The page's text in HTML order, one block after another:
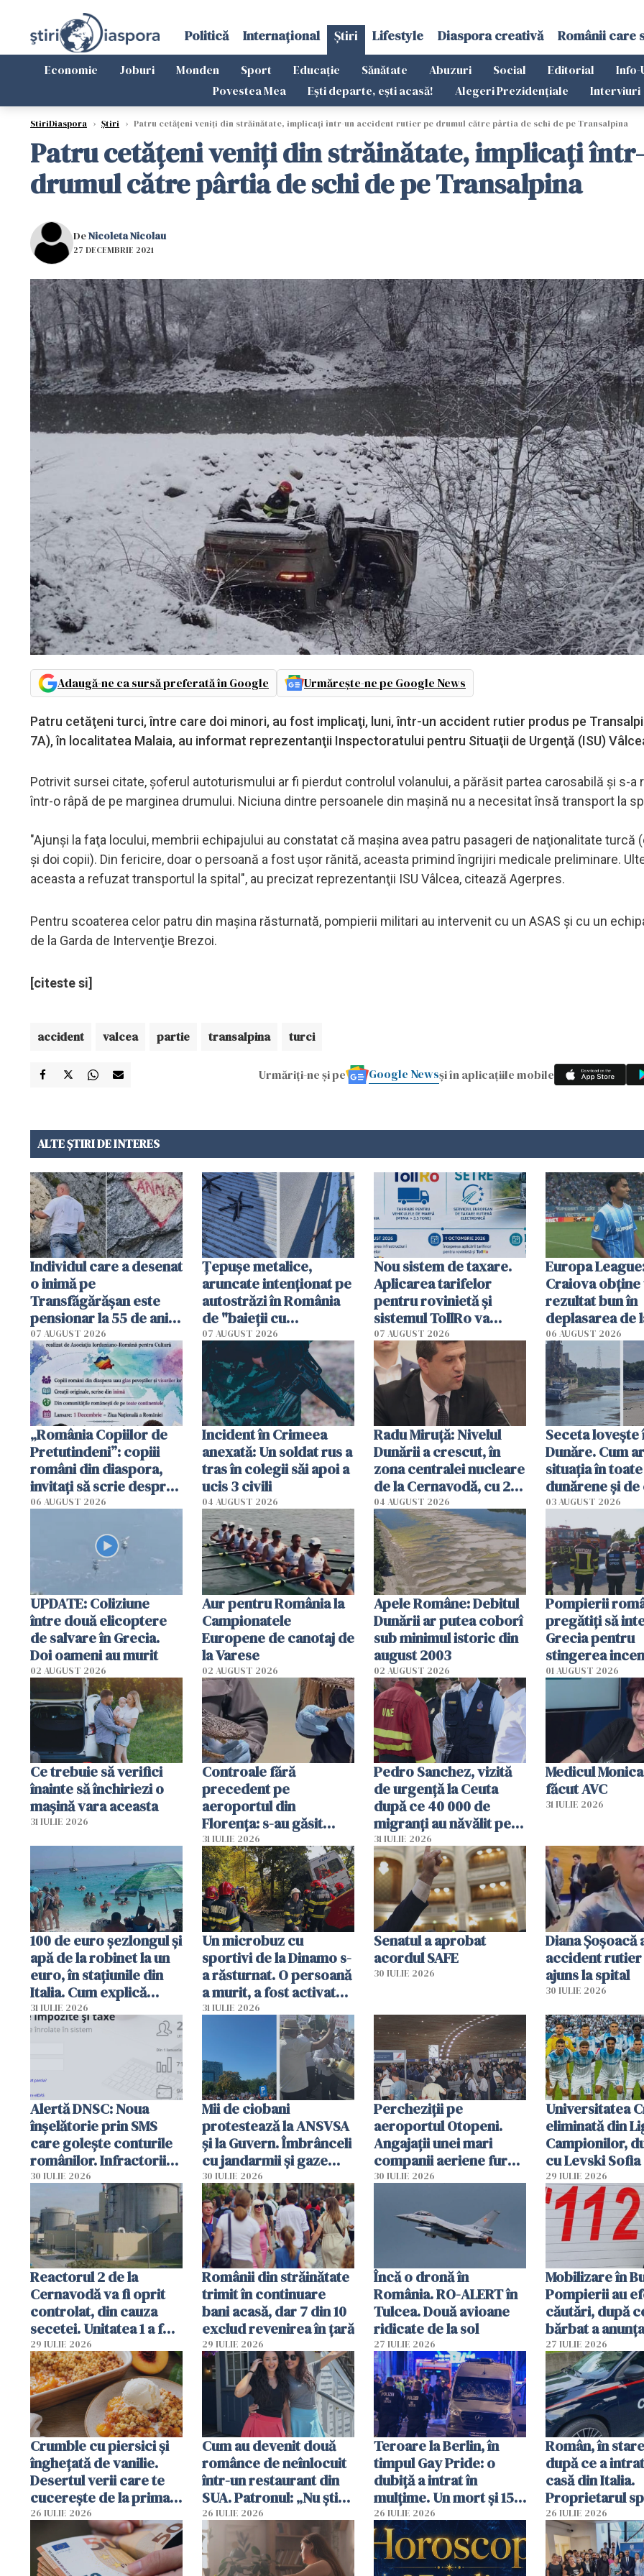
Politică Internațional Știri Lifestyle Diaspora creativă Românii care
Economie Joburi Monden Sport Educație Sănătate Abuzuri Social Editorial Info-
Povestea Mea
Ești departe, ești acasă! Alegeri Prezidențiale Interviuri
StiriDiaspora › Știri › Patru cetăţeni veniți din străinătate, implicaţi într-un accident rutier pe drumul către pârtia de schi de pe Transalpina
Patru cetăţeni veniți din străinătate, implicaţi
drumul către pârtia de schi de pe Transalpina
DeNicoleta Nicolau
27 DECEMBRIE 2021
Adaugă-ne ca sursă preferată în Google Urmărește-ne pe Google News
Patru cetăţeni turci, între care doi minori, au fost implicaţi, luni, într-un accident rutier produs pe
7A), în localitatea Malaia, au informat reprezentanţii Inspectoratului pentru Situaţii de Urgenţă (ISU)
Potrivit sursei citate, şoferul autoturismului ar fi pierdut controlul volanului, a părăsit partea carosabilă şi s-a
într-o râpă de pe marginea drumului. Niciuna dintre persoanele din maşină nu a necesitat însă transport la
"Ajunşi la faţa locului, membrii echipajului au constatat că maşina avea patru pasageri de naţionalitate turcă
şi doi copii). Din fericire, doar o persoană a fost uşor rănită, aceasta primind îngrijiri medicale preliminare.
aceasta a refuzat transportul la spital", au precizat reprezentanţii ISU Vâlcea, citează Agerpres.
Pentru scoaterea celor patru din maşina răsturnată, pompierii militari au intervenit cu un ASAS şi cu un
de la Garda de Intervenţie Brezoi.
[citeste si]
accident valcea partie transalpina turci
Urmăriți-ne și pe Google Newsși în aplicațiile mobile
ALTE ȘTIRI DE INTERES
Individul care a desenat
o inimă pe
Transfăgărășan este
pensionar la 55 de ani.
Poliția l-a identificat
07 AUGUST 2026
Țepușe metalice,
aruncate intenționat pe
autostrăzi în România
de "baieții cu
platforme": "Mi-au
cerut 1200 lei să mă
tracteze"
07 AUGUST 2026
Nou sistem de taxare.
Aplicarea tarifelor
pentru rovinietă şi
sistemul TollRo va
începe la 1 octombrie
07 AUGUST 2026
Europa
Craiova obține
rezultat bun în
deplasarea de
06 AUGUST 2026
„România Copiilor de
Pretutindeni”: copiii
români din diaspora,
invitați să scrie despre
România într-un volum
06 AUGUST 2026
Incident în Crimeea
anexată: Un soldat rus a
tras în colegii săi apoi a
ucis 3 civili
04 AUGUST 2026
Radu Miruţă: Nivelul
Dunării a crescut, în
zona centralei nucleare
de la Cernavodă, cu 2
cm faţă de ziua trecută
04 AUGUST 2026
Seceta
Dunăre. Cum
situația în
dunărene și de
România
efectele, deși a
în iulie
03 AUGUST 2026
UPDATE: Coliziune
între două elicoptere
de salvare în Grecia.
Doi oameni au murit
02 AUGUST 2026
Aur pentru România la
Campionatele
Europene de canotaj de
la Varese
02 AUGUST 2026
Apele Române: Debitul
Dunării ar putea coborî
sub minimul istoric din
august 2003
02 AUGUST 2026
Pompierii
pregătiţi să
Grecia pentru
stingerea
01 AUGUST 2026
Ce trebuie să verifici
înainte să închiriezi o
mașină vara aceasta
31 IULIE 2026
Controale fără
precedent pe
aeroportul din
Florența: s-au găsit
capete de aligator și o
sumă imensă de bani
31 IULIE 2026
Pedro Sanchez, vizită
de urgență la Ceuta
după ce 40 000 de
migranți au năvălit pe
teritoriul spaniol: „Vom
mobiliza toate
resursele"
31 IULIE 2026
Medicul
făcut AVC
31 IULIE 2026
100 de euro șezlongul și
apă de la robinet la un
euro, în stațiunile din
Italia. Cum explică
autoritățile
31 IULIE 2026
Un microbuz cu
sportivi de la Dinamo s-
a răsturnat. O persoană
a murit, a fost activat
planul roșu de
31 IULIE 2026
Senatul a aprobat
acordul SAFE
30 IULIE 2026
Diana Șoșoacă
accident rutier
ajuns la spital
30 IULIE 2026
Alertă DNSC: Noua
înșelătorie prin SMS
care golește conturile
românilor. Infractorii
folosesc numele
Ghișeul.ro și al Poliției
Române
30 IULIE 2026
Mii de ciobani
protestează la ANSVSA
și la Guvern. Îmbrânceli
cu jandarmii și gaze
lacrimogene
30 IULIE 2026
Percheziții pe
aeroportul Otopeni.
Angajații unei mari
companii aeriene furau
parfumuri, ceasuri și
vânzării
30 IULIE 2026
Universitatea
eliminată din
Campionilor,
cu Levski Sofia
29 IULIE 2026
Reactorul 2 de la
Cernavodă va fi oprit
controlat, din cauza
secetei. Unitatea 1 a fost
deja oprită
29 IULIE 2026
Românii din străinătate
trimit în continuare
bani acasă, dar 7 din 10
exclud revenirea în țară
29 IULIE 2026
Încă o dronă în
România. RO-ALERT în
Tulcea. Două avioane
ridicate de la sol
27 IULIE 2026
Mobilizare în
Pompierii au
căutări, după
bărbat a
că a văzut un
luminos
27 IULIE 2026
Crumble cu piersici și
înghețată de vanilie.
Desertul verii care te
cucerește de la prima
lingură
26 IULIE 2026
Cum au devenit două
românce de neînlocuit
într-un restaurant din
SUA. Patronul: „Nu știu
ce o să mă fac fără voi”
26 IULIE 2026
Teroare la Berlin, în
timpul Gay Pride: o
dubiță a intrat în
mulțime. Un mort și 15
răniți
26 IULIE 2026
Român, în
după ce a
casă din Italia.
Proprietarul
s-a apărat cu
26 IULIE 2026